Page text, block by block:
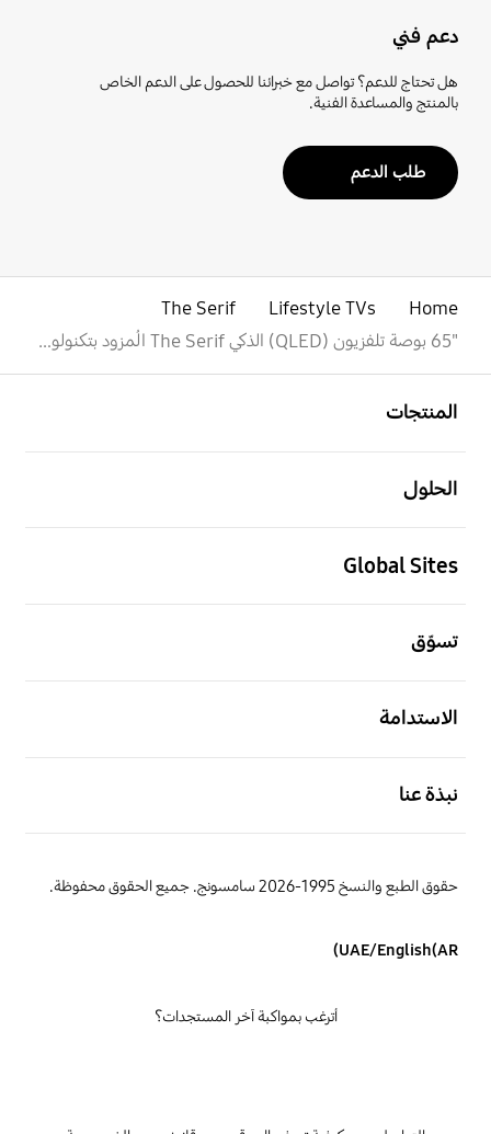
دعم فني
هل تحتاج للدعم؟ تواصل مع خبرائنا للحصول على الدعم الخاص
بالمنتج والمساعدة الفنية.
طلب الدعم
Home
Lifestyle TVs
The Serif
"65 بوصة تلفزيون (QLED) الذكي The Serif المُزود بتكنولوجيا (HDR) ودقة 4K
المنتجات
الحلول
Global Sites
تسوّق
الاستدامة
نبذة عنا
حقوق الطبع والنسخ 1995-2026 سامسونج. جميع الحقوق محفوظة.
UAE/English(AR)
أترغب بمواكبة آخر المستجدات؟